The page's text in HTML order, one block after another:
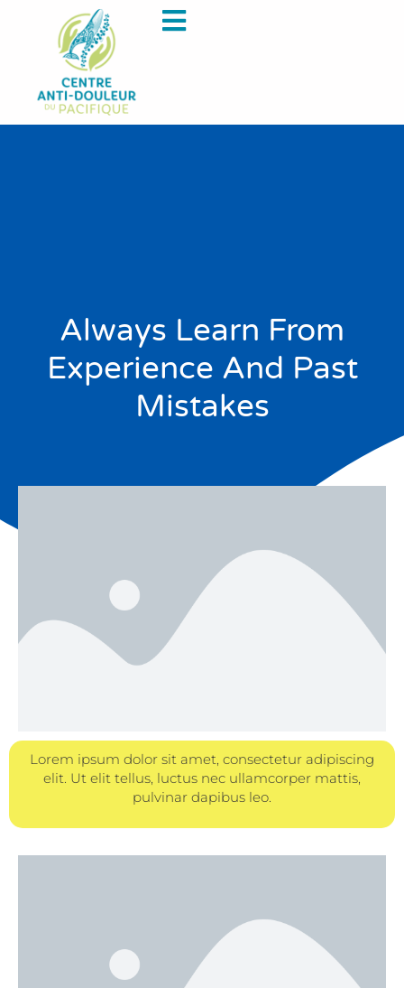
Always Learn From
Experience And Past
Mistakes
Lorem ipsum dolor sit amet, consectetur adipiscing
elit. Ut elit tellus, luctus nec ullamcorper mattis,
pulvinar dapibus leo.